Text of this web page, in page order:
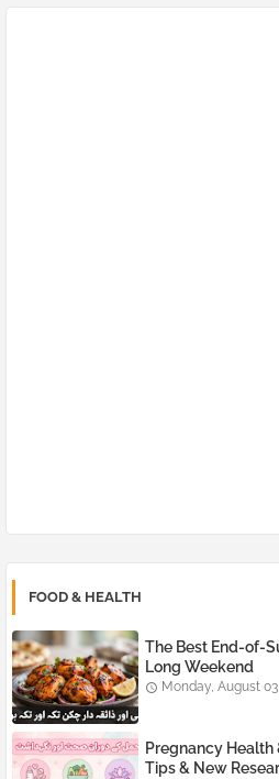
FOOD & HEALTH
The Best End-of-
Long Weekend
Monday, August
Pregnancy Health
Tips & New